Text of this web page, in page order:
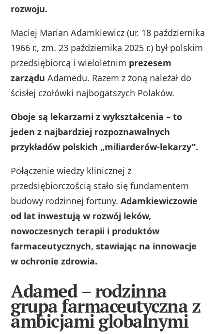
rozwoju.
Maciej Marian Adamkiewicz (ur. 18 października
1966 r., zm. 23 października 2025 r.) był polskim
przedsiębiorcą i wieloletnim prezesem
zarządu Adamedu. Razem z żoną należał do
ścisłej czołówki najbogatszych Polaków.
Oboje są lekarzami z wykształcenia – to
jeden z najbardziej rozpoznawalnych
przykładów polskich „miliarderów‑lekarzy”.
Połączenie wiedzy klinicznej z
przedsiębiorczością stało się fundamentem
budowy rodzinnej fortuny.Adamkiewiczowie
od lat inwestują w rozwój leków,
nowoczesnych terapii i produktów
farmaceutycznych, stawiając na innowacje
w ochronie zdrowia.
Adamed – rodzinna
grupa farmaceutyczna z
ambicjami globalnymi